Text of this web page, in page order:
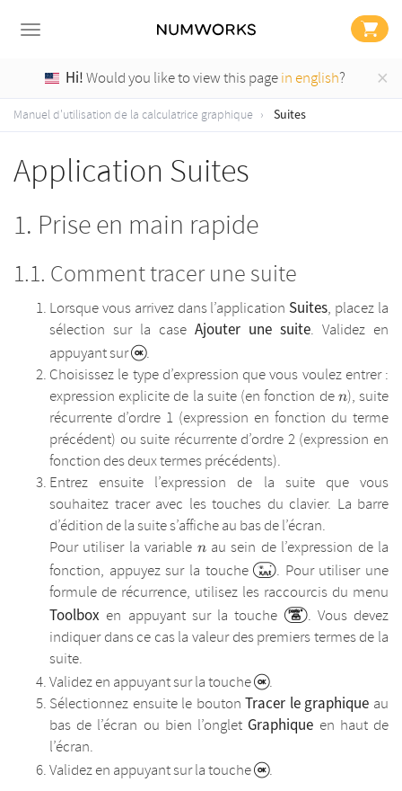
Hi!Would you like to view this pagein english? ×
Manuel d'utilisation de la calculatrice graphique Suites
Application Suites
Prise en main rapide
Comment tracer une suite
Lorsque vous arrivez dans l’application Suites, placez la
sélection sur la case Ajouter une suite. Validez en
appuyant sur
.
Choisissez le type d’expression que vous voulez entrer :
expression explicite de la suite (en fonction de n
n), suite
récurrente d’ordre 1 (expression en fonction du terme
précédent) ou suite récurrente d’ordre 2 (expression en
fonction des deux termes précédents).
Entrez ensuite l’expression de la suite que vous
souhaitez tracer avec les touches du clavier. La barre
d’édition de la suite s’affiche au bas de l’écran.
Pour utiliser la variable n
nau sein de l’expression de la
fonction, appuyez sur la touche
. Pour utiliser une
formule de récurrence, utilisez les raccourcis du menu
Toolbox en appuyant sur la touche
. Vous devez
indiquer dans ce cas la valeur des premiers termes de la
suite.
Validez en appuyant sur la touche
.
Sélectionnez ensuite le boutonTracer le graphique au
bas de l’écran ou bien l’onglet Graphique en haut de
l’écran.
Validez en appuyant sur la touche
.